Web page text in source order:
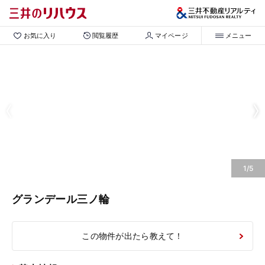
お気に入り 閲覧履歴 マイページ メニュー
1/5
グランデール三ノ輪
この物件が出たら教えて！